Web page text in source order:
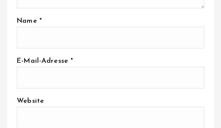
Name *
E-Mail-Adresse*
Website